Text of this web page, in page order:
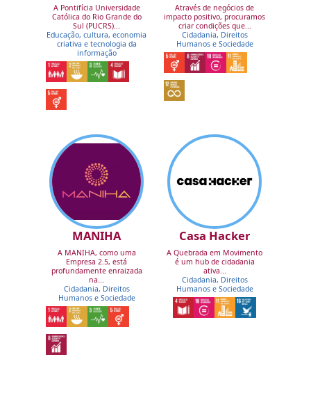
A Pontifícia Universidade
Católica do Rio Grande do
Sul (PUCRS)...
Educação, cultura, economia
criativa e tecnologia da
informação
Através de negócios de
impacto positivo, procuramos
criar condições que...
Cidadania, Direitos
Humanos e Sociedade
MANIHA
A MANIHA, como uma
Empresa 2.5, está
profundamente enraizada
na...
Cidadania, Direitos
Humanos e Sociedade
Casa Hacker
A Quebrada em Movimento
é um hub de cidadania
ativa...
Cidadania, Direitos
Humanos e Sociedade